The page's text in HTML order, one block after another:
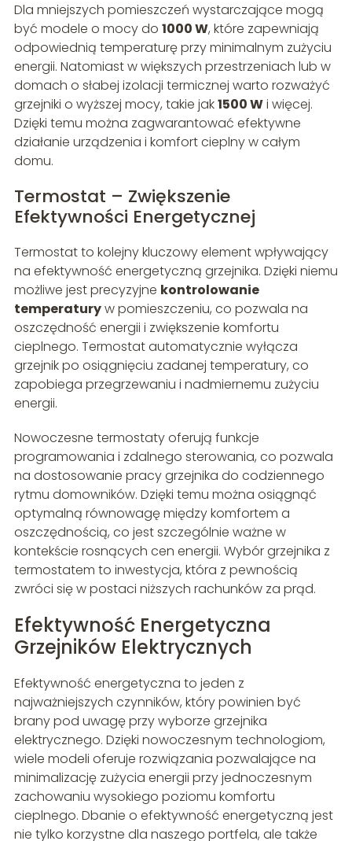
Dla mniejszych pomieszczeń wystarczające mogą
być modele o mocy do 1000 W, które zapewniają
odpowiednią temperaturę przy minimalnym zużyciu
energii. Natomiast w większych przestrzeniach lub w
domach o słabej izolacji termicznej warto rozważyć
grzejniki o wyższej mocy, takie jak1500 Wi więcej.
Dzięki temu można zagwarantować efektywne
działanie urządzenia i komfort cieplny w całym
domu.
Termostat – Zwiększenie
Efektywności Energetycznej
Termostat to kolejny kluczowy element wpływający
na efektywność energetyczną grzejnika. Dzięki niemu
możliwe jest precyzyjne kontrolowanie
temperaturyw pomieszczeniu, co pozwala na
oszczędność energii i zwiększenie komfortu
cieplnego. Termostat automatycznie wyłącza
grzejnik po osiągnięciu zadanej temperatury, co
zapobiega przegrzewaniu i nadmiernemu zużyciu
energii.
Nowoczesne termostaty oferują funkcje
programowania i zdalnego sterowania, co pozwala
na dostosowanie pracy grzejnika do codziennego
rytmu domowników. Dzięki temu można osiągnąć
optymalną równowagę między komfortem a
oszczędnością, co jest szczególnie ważne w
kontekście rosnących cen energii. Wybór grzejnika z
termostatem to inwestycja, która z pewnością
zwróci się w postaci niższych rachunków za prąd.
Efektywność Energetyczna
Grzejników Elektrycznych
Efektywność energetyczna to jeden z
najważniejszych czynników, który powinien być
brany pod uwagę przy wyborze grzejnika
elektrycznego. Dzięki nowoczesnym technologiom,
wiele modeli oferuje rozwiązania pozwalające na
minimalizację zużycia energii przy jednoczesnym
zachowaniu wysokiego poziomu komfortu
cieplnego. Dbanie o efektywność energetyczną jest
nie tylko korzystne dla naszego portfela, ale także